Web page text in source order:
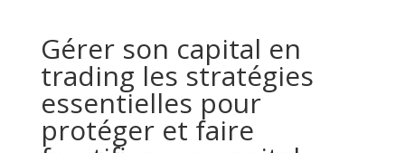
Gérer son capital en
trading les stratégies
essentielles pour
protéger et faire